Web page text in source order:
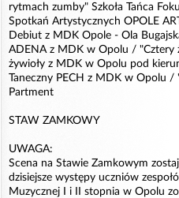
rytmach zumby" Szkoła Tańca
Spotkań Artystycznych OPOLE
Debiut z MDK Opole - Ola
ADENA z MDK w Opolu / "Cztery
żywioły z MDK w Opolu pod
Taneczny PECH z MDK w Opolu
Partment
STAW ZAMKOWY
UWAGA:
Scena na Stawie Zamkowym
dzisiejsze występy uczniów
Muzycznej I i II stopnia w Opolu